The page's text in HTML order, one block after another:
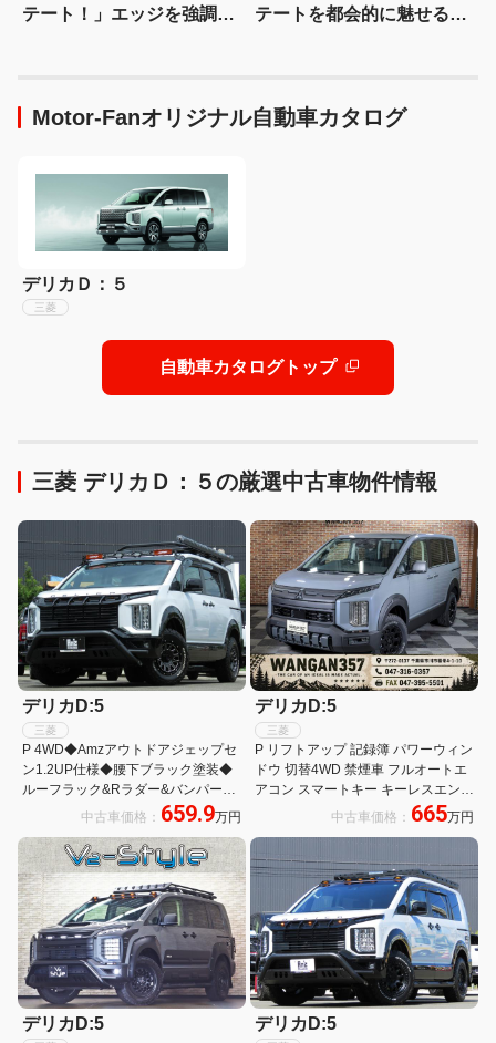
テート！」エッジを強調し
テートを都会的に魅せる、
Motor-Fanオリジナル自動車カタログ
デリカＤ：５
三菱
自動車カタログトップ
三菱 デリカＤ：５の厳選中古車物件情報
デリカD:5
三菱
P 4WD◆Amzアウトドアジェップセ
ン1.2UP仕様◆腰下ブラック塗装◆
ルーフラック&Rラダー&バンパー
G&Rガード◆BIGーX11型ナビ
ースAW&BFATタイヤ
中古車価格： 659.9万円
デリカD:5
三菱
P リフトアップ 記録簿 パワーウィン
ドウ 切替4WD 禁煙車 フルオートエ
アコン スマートキー キーレスエント
リ 電動格納ドアミラー 1オーナー車
中古車価格： 665万円
デリカD:5 デリカD:5